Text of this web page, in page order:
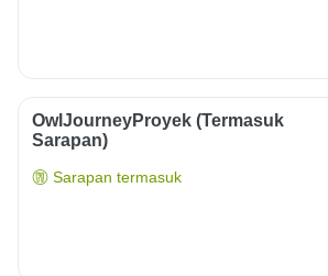
OwlJourneyProyek (Termasuk
Sarapan)
Sarapan termasuk